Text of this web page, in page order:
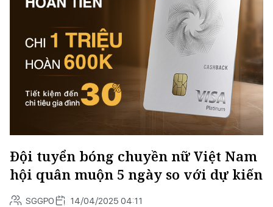
Đội tuyển bóng chuyền nữ Việt Nam
hội quân muộn 5 ngày so với dự kiến
SGGPO 14/04/2025 04:11